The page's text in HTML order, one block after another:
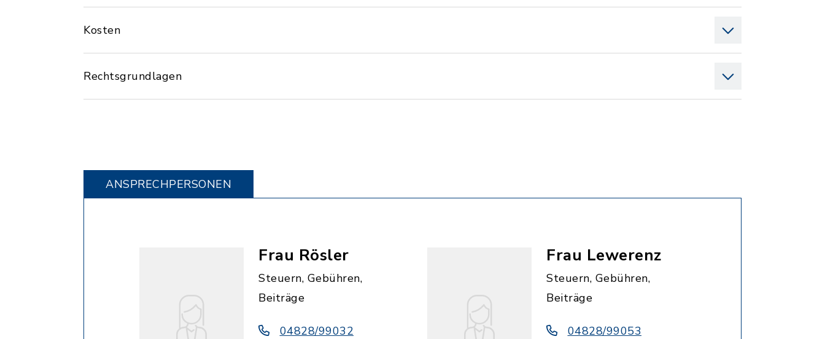
Kosten
Rechtsgrundlagen
ANSPRECHPERSONEN
Frau Rösler
Steuern, Gebühren,
Beiträge
04828/99032
Frau Lewerenz
Steuern, Gebühren,
Beiträge
04828/99053